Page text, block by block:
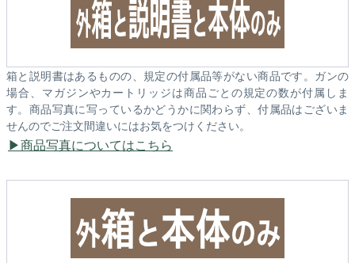
箱と説明書はあるものの、規定の付属品等がない商品です。ガンの
場合、マガジンやカートリッジは商品ごとの規定の数が付属しま
す。商品写真に写っているかどうかに関わらず、付属品はございま
せんのでご注文間違いにはお気をつけください。
商品写真についてはこちら